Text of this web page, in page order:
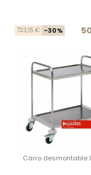
723,15 € -30%
Carro desmontable